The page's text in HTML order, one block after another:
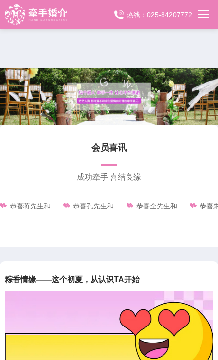
热线：025-84207772
会员喜讯
成功牵手 喜结良缘
蒋先生和  恭喜孔先生和  恭喜全先生和  恭喜朱先
粽香情缘——这个初夏，从认识TA开始